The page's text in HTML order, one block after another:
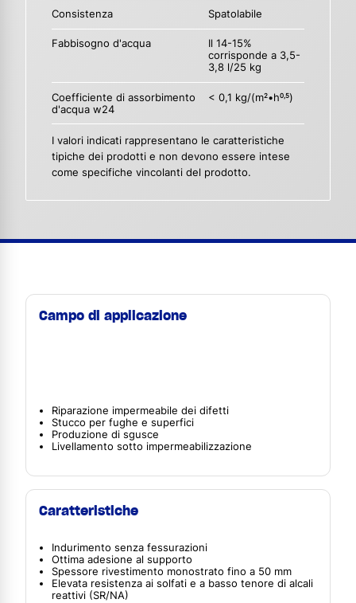
Consistenza Spatolabile
Fabbisogno d'acqua
Il 14-15%
corrisponde a 3,5-
3,8 l/25 kg
Coefficiente di assorbimento
d'acqua w24
< 0,1 kg/(m2•h0,5)
I valori indicati rappresentano le caratteristiche
tipiche dei prodotti e non devono essere intese
come specifiche vincolanti del prodotto.
Campo di applicazione
Riparazione impermeabile dei difetti
Stucco per fughe e superfici
Produzione di sgusce
Livellamento sotto impermeabilizzazione
Caratteristiche
Indurimento senza fessurazioni
Ottima adesione al supporto
Spessore rivestimento monostrato fino a 50 mm
Elevata resistenza ai solfati e a basso tenore di alcali
reattivi (SR/NA)